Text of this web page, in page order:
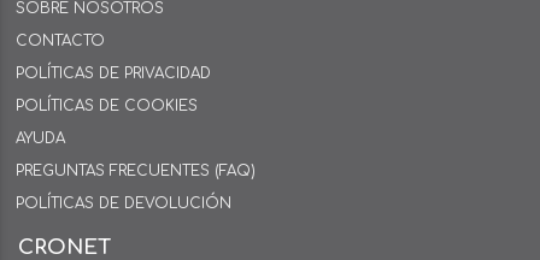
SOBRE NOSOTROS
CONTACTO
POLÍTICAS DE PRIVACIDAD
POLÍTICAS DE COOKIES
AYUDA
PREGUNTAS FRECUENTES (FAQ)
POLÍTICAS DE DEVOLUCIÓN
CRONET